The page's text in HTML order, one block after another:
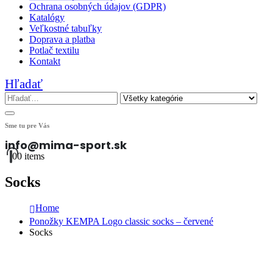
Ochrana osobných údajov (GDPR)
Katalógy
Veľkostné tabuľky
Doprava a platba
Potlač textilu
Kontakt
Hľadať
Sme tu pre Vás
info@mima-sport.sk
00 items
Socks
Home
Ponožky KEMPA Logo classic socks – červené
Socks